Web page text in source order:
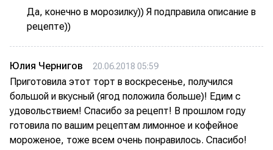
Да, конечно в морозилку)) Я подправила описание в
рецепте))
Юлия Чернигов 20.06.2018 05:59
Приготовила этот торт в воскресенье, получился
большой и вкусный (ягод положила больше)! Едим с
удовольствием! Спасибо за рецепт! В прошлом году
готовила по вашим рецептам лимонное и кофейное
мороженое, тоже всем очень понравилось. Спасибо!